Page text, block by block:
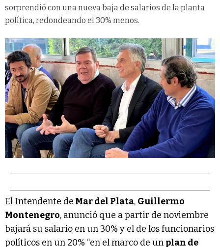
sorprendió con una nueva baja de salarios de la planta
política, redondeando el 30% menos.
El Intendente de Mar del Plata, Guillermo
Montenegro, anunció que a partir de noviembre
bajará su salario en un 30% y el de los funcionarios
políticos en un 20% “en el marco de un plan de